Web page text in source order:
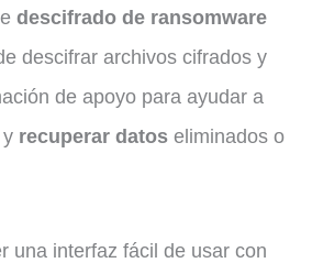
descifrado de ransomware
descifrar archivos cifrados y
de apoyo para ayudar a
recuperar datos eliminados o
una interfaz fácil de usar con